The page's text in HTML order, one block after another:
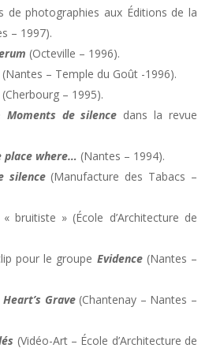
de photographies aux Éditions de la
– 1997).
(Octeville – 1996).
(Nantes – Temple du Goût -1996).
(Cherbourg – 1995).
Moments de silence dans la revue
place where… (Nantes – 1994).
silence(Manufacture des Tabacs –
bruitiste » (École d’Architecture de
pour le groupe Evidence(Nantes –
Heart’s Grave(Chantenay – Nantes –
(Vidéo-Art – École d’Architecture de